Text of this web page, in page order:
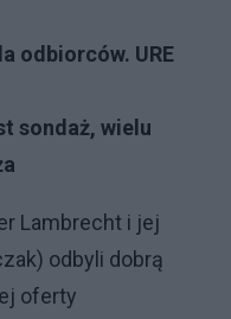
odbiorców. URE
sondaż, wielu
Lambrecht i jej
odbyli dobrą
oferty